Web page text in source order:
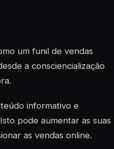
um funil de vendas
a consciencialização
informativo e
pode aumentar as suas
as vendas online.